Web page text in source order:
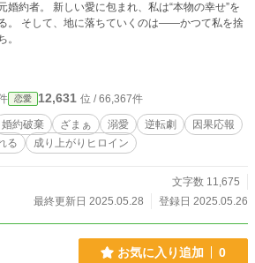
婚約者。 新しい愛に包まれ、私は“本物の幸せ”を
。 そして、地に落ちていくのは――かつて私を捨
。
恋愛 12,631 位 / 66,367件
婚約破棄 ざまぁ 溺愛 逆転劇
因果応報
る 成り上がりヒロイン
文字数 11,675
最終更新日 2025.05.28
登録日 2025.05.26
お気に入り追加 0